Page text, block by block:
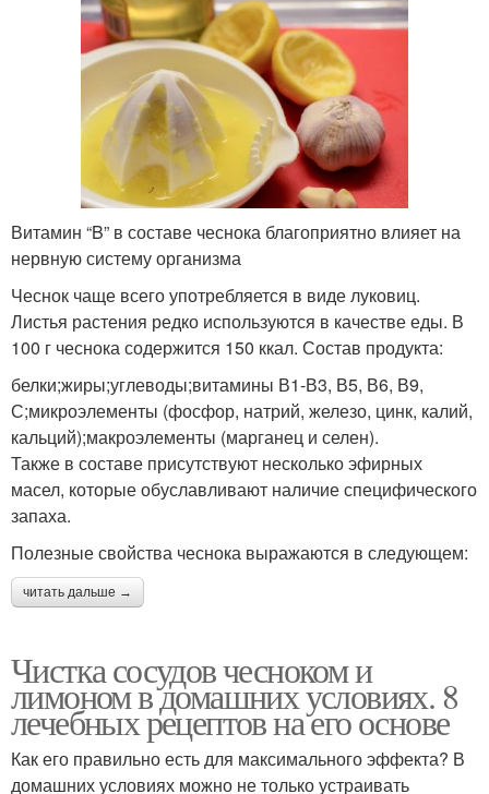
Витамин “B” в составе чеснока благоприятно влияет на
нервную систему организма
Чеснок чаще всего употребляется в виде луковиц.
Листья растения редко используются в качестве еды. В
100 г чеснока содержится 150 ккал. Состав продукта:
белки;жиры;углеводы;витамины В1-В3, В5, В6, В9,
С;микроэлементы (фосфор, натрий, железо, цинк, калий,
кальций);макроэлементы (марганец и селен).
Также в составе присутствуют несколько эфирных
масел, которые обуславливают наличие специфического
запаха.
Полезные свойства чеснока выражаются в следующем:
читать дальше →
Чистка сосудов чесноком и
лимоном в домашних условиях. 8
лечебных рецептов на его основе
Как его правильно есть для максимального эффекта? В
домашних условиях можно не только устраивать